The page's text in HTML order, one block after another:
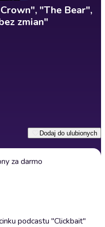
"The Bear",
zmian"
Dodaj do ulubionych
za darmo
podcastu "Clickbait"